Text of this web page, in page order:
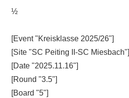
½
[Event "Kreisklasse 2025/26"]
[Site "SC Peiting II-SC Miesbach"]
[Date "2025.11.16"]
[Round "3.5"]
[Board "5"]